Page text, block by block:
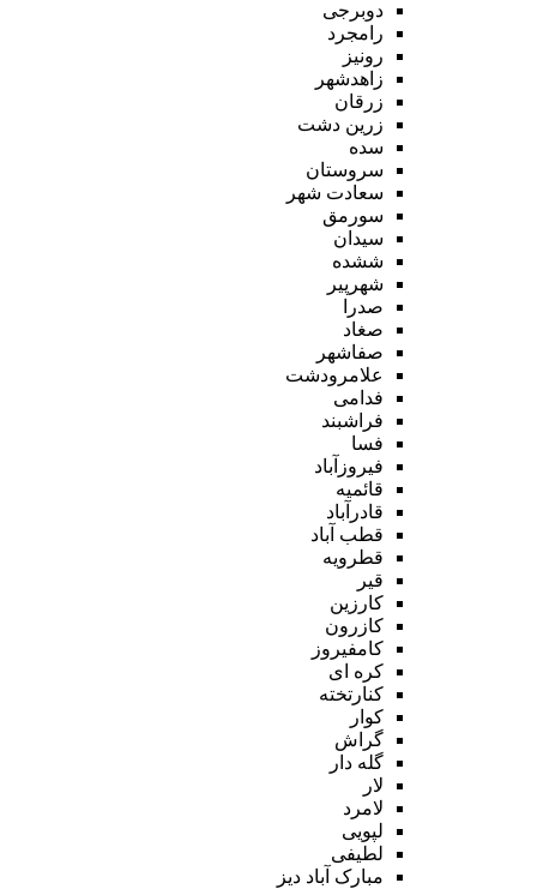
دوبرجی
رامجرد
رونیز
زاهدشهر
زرقان
زرین دشت
سده
سروستان
سعادت شهر
سورمق
سیدان
ششده
شهرپیر
صدرا
صغاد
صفاشهر
علامرودشت
فدامی
فراشبند
فسا
فیروزآباد
قائمیه
قادرآباد
قطب آباد
قطرویه
قیر
کارزین
کازرون
کامفیروز
کره ای
کنارتخته
کوار
گراش
گله دار
لار
لامرد
لپویی
لطیفی
مبارک آباد دیز